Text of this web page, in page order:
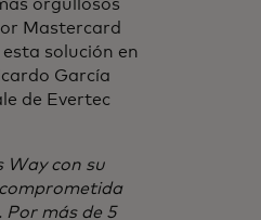
orgullosos
Mastercard
solución en
García
de Evertec
Way con su
Por más de 5